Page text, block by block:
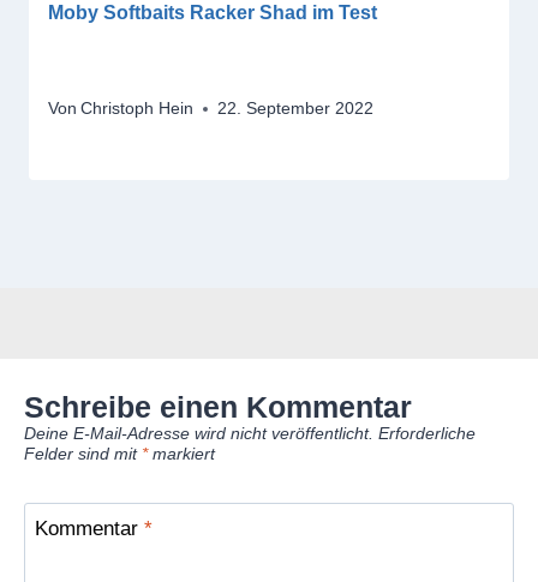
Moby Softbaits Racker Shad im Test
Von Christoph Hein 22. September 2022
Schreibe einen Kommentar
Deine E-Mail-Adresse wird nicht veröffentlicht. Erforderliche
Felder sind mit *markiert
Kommentar *